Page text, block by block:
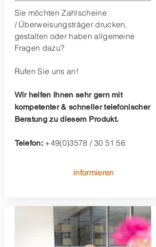
Sie möchten Zahlscheine
/ Überweisungsträger drucken,
gestalten oder haben allgemeine
Fragen dazu?
Rufen Sie uns an!
Wir helfen Ihnen sehr gern mit
kompetenter & schneller telefonischer
Beratung zu diesem Produkt.
Telefon: +49(0)3578 / 30 51 56
informieren